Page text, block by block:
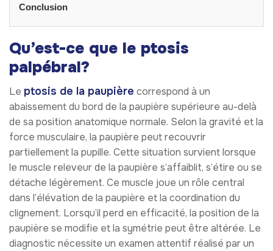
Conclusion
Qu’est-ce que le ptosis
palpébral?
Le ptosis de la paupière correspond à un
abaissement du bord de la paupière supérieure au-delà
de sa position anatomique normale. Selon la gravité et la
force musculaire, la paupière peut recouvrir
partiellement la pupille. Cette situation survient lorsque
le muscle releveur de la paupière s’affaiblit, s’étire ou se
détache légèrement. Ce muscle joue un rôle central
dans l’élévation de la paupière et la coordination du
clignement. Lorsqu’il perd en efficacité, la position de la
paupière se modifie et la symétrie peut être altérée. Le
diagnostic nécessite un examen attentif réalisé par un